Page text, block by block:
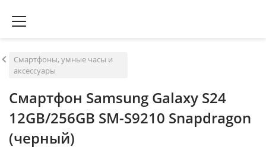
Смартфоны, умные часы и
аксессуары
Смартфон Samsung Galaxy S24
12GB/256GB SM-S9210 Snapdragon
(черный)